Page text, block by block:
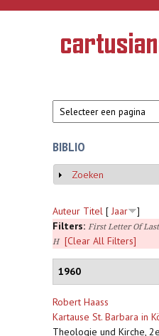
Overslaan en naar de inhoud gaan
Geschiedenis
van de
BIBLIO
Weergeven
Zoeken
Auteur Titel [ Jaar
]
Filters: First Letter Of
H [Clear All Filters]
1960
Robert Haass
Kartause St. Barbara in
Theologie und Kirche,